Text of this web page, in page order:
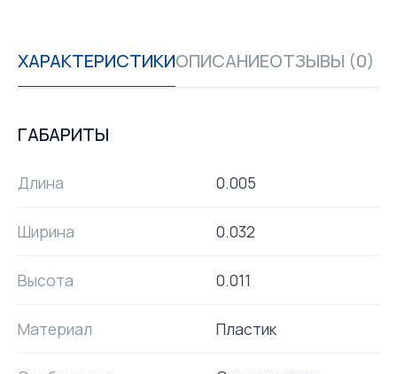
ХАРАКТЕРИСТИКИОПИСАНИЕОТЗЫВЫ (0)
ГАБАРИТЫ
Длина 0.005
Ширина 0.032
Высота 0.011
Материал Пластик